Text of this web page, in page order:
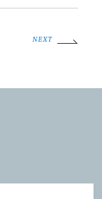
NEXT